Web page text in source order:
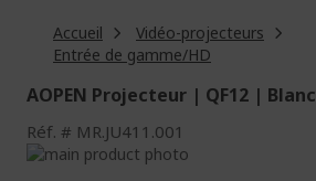
Accueil
Vidéo-projecteurs
Entrée de gamme/HD
AOPEN Projecteur | QF12 | Blanc
Réf. MR.JU411.001
Passer